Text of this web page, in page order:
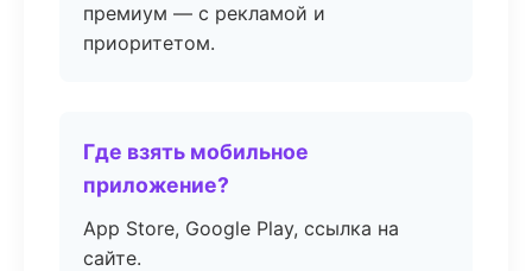
премиум — с рекламой и
приоритетом.
Где взять мобильное
приложение?
App Store, Google Play, ссылка на
сайте.